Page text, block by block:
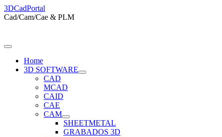
3DCadPortal
Cad/Cam/Cae & PLM
Home
3D SOFTWARE
CAD
MCAD
CAID
CAE
CAM
SHEETMETAL
GRABADOS 3D